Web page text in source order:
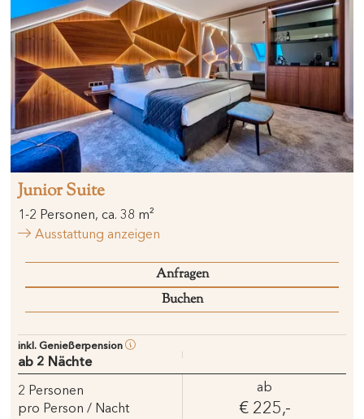
Junior Suite
1-2 Personen, ca. 38 m²
Ausstattung anzeigen
Anfragen
Buchen
inkl. Genießerpension
ab 2 Nächte
2 Personen
pro Person / Nacht
ab
€ 225,-